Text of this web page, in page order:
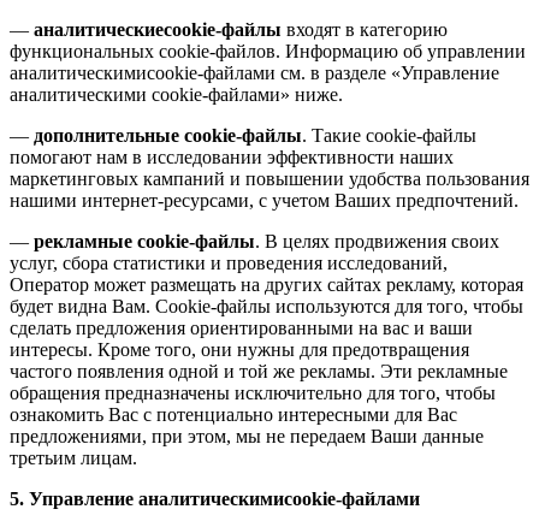
— аналитическиеcookie-файлы входят в категорию
функциональных cookie-файлов. Информацию об управлении
аналитическимиcookie-файлами см. в разделе «Управление
аналитическими cookie-файлами» ниже.
— дополнительные cookie-файлы. Такие cookie-файлы
помогают нам в исследовании эффективности наших
маркетинговых кампаний и повышении удобства пользования
нашими интернет-ресурсами, с учетом Ваших предпочтений.
— рекламные cookie-файлы. В целях продвижения своих
услуг, сбора статистики и проведения исследований,
Оператор может размещать на других сайтах рекламу, которая
будет видна Вам. Cookie-файлы используются для того, чтобы
сделать предложения ориентированными на вас и ваши
интересы. Кроме того, они нужны для предотвращения
частого появления одной и той же рекламы. Эти рекламные
обращения предназначены исключительно для того, чтобы
ознакомить Вас с потенциально интересными для Вас
предложениями, при этом, мы не передаем Ваши данные
третьим лицам.
5. Управление аналитическимиcookie-файлами